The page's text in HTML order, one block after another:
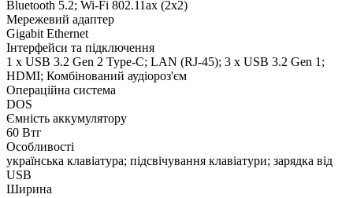
Bluetooth 5.2; Wi-Fi 802.11ax (2x2)
Мережевий адаптер
Gigabit Ethernet
Інтерфейси та підключення
1 x USB 3.2 Gen 2 Type-C; LAN (RJ-45); 3 x USB 3.2 Gen 1;
HDMI; Комбінований аудіороз'єм
Операційна система
DOS
Ємність аккумулятору
60 Втг
Особливості
українська клавіатура; підсвічування клавіатури; зарядка від
USB
Ширина